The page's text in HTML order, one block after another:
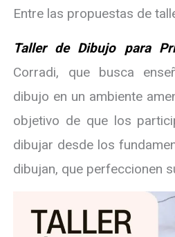
Entre las propuestas de
Taller de Dibujo para
Corradi, que busca
dibujo en un ambiente
objetivo de que los
dibujar desde los
dibujan, que perfeccionen